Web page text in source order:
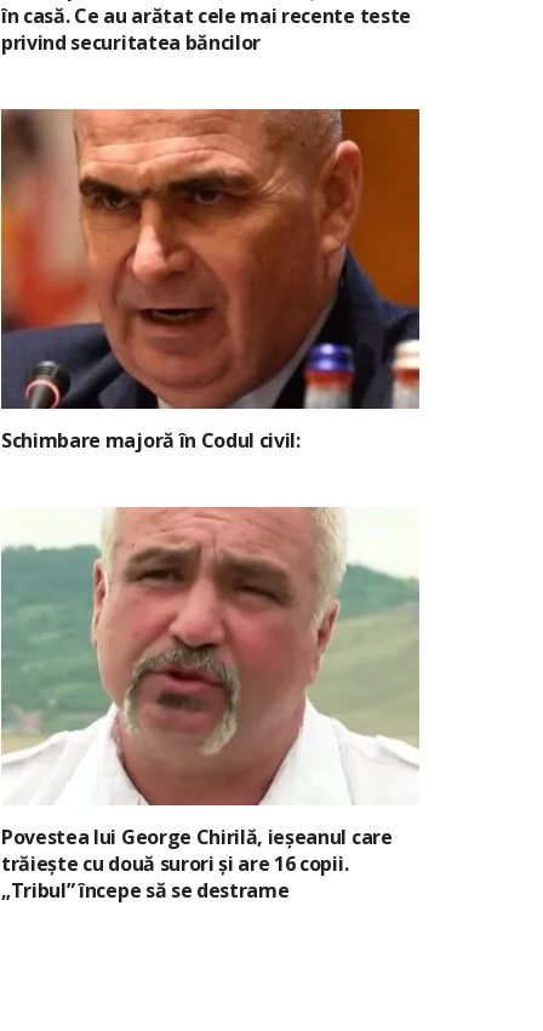
în casă. Ce au arătat cele mai recente teste
privind securitatea băncilor
Schimbare majoră în Codul civil:
Povestea lui George Chirilă, ieșeanul care
trăiește cu două surori și are 16 copii.
„Tribul” începe să se destrame